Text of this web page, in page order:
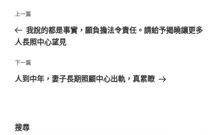
文
導
覽
上
一
篇
章
上一篇
我說的都是事實，願負擔法令責任。請給予揭曉讓更多
人長照中心望見
下
一
下一篇
人到中年，妻子長期照顧中心出軌，真累瞭
搜尋